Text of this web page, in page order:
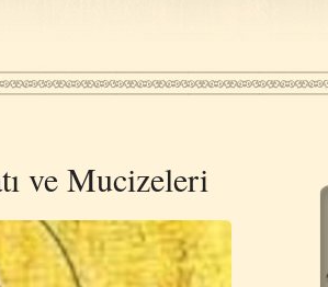
ve Mucizeleri